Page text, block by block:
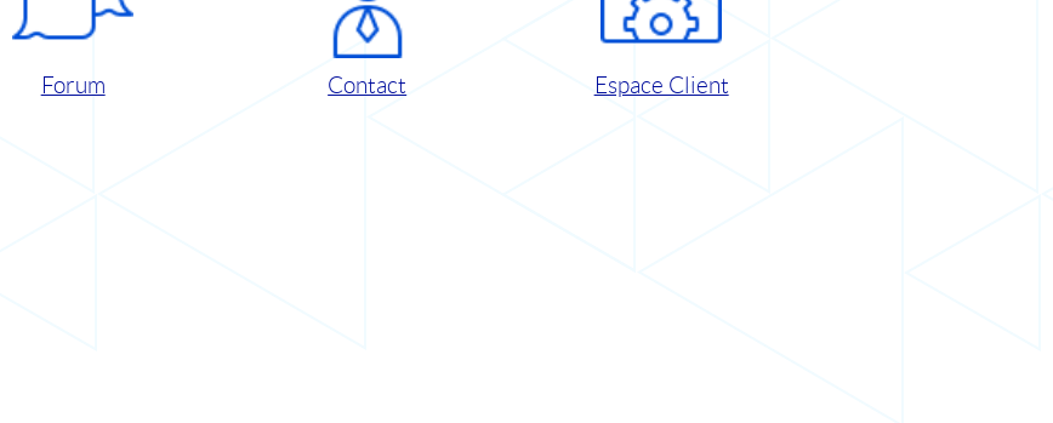
Forum Contact Espace Client